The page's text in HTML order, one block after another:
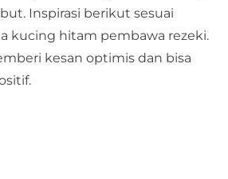
Inspirasi berikut sesuai
kucing hitam pembawa rezeki.
kesan optimis dan bisa